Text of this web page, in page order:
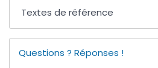
Textes de référence
Questions ? Réponses !